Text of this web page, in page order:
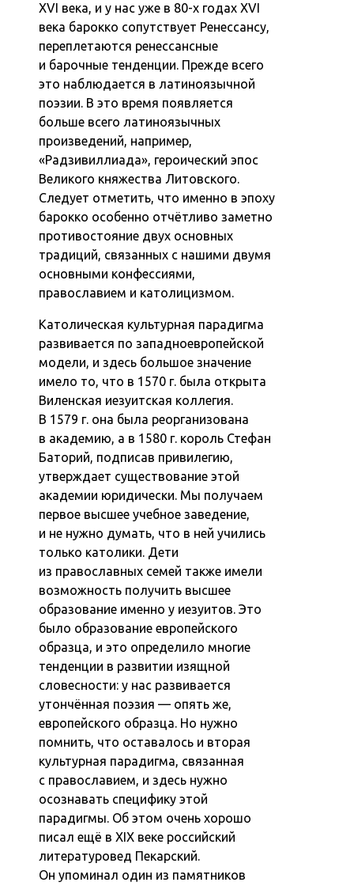
XVI века, и у нас уже в 80-х годах XVI
века барокко сопутствует Ренессансу,
переплетаются ренессансные
и барочные тенденции. Прежде всего
это наблюдается в латиноязычной
поэзии. В это время появляется
больше всего латиноязычных
произведений, например,
«Радзивиллиада», героический эпос
Великого княжества Литовского.
Следует отметить, что именно в эпоху
барокко особенно отчётливо заметно
противостояние двух основных
традиций, связанных с нашими двумя
основными конфессиями,
православием и католицизмом.
Католическая культурная парадигма
развивается по западноевропейской
модели, и здесь большое значение
имело то, что в 1570 г. была открыта
Виленская иезуитская коллегия.
В 1579 г. она была реорганизована
в академию, а в 1580 г. король Стефан
Баторий, подписав привилегию,
утверждает существование этой
академии юридически. Мы получаем
первое высшее учебное заведение,
и не нужно думать, что в ней учились
только католики. Дети
из православных семей также имели
возможность получить высшее
образование именно у иезуитов. Это
было образование европейского
образца, и это определило многие
тенденции в развитии изящной
словесности: у нас развивается
утончённая поэзия — опять же,
европейского образца. Но нужно
помнить, что оставалось и вторая
культурная парадигма, связанная
с православием, и здесь нужно
осознавать специфику этой
парадигмы. Об этом очень хорошо
писал ещё в XIX веке российский
литературовед Пекарский.
Он упоминал один из памятников